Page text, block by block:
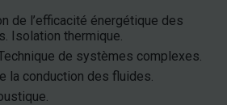
de l’efficacité énergétique des
Isolation thermique.
de systèmes complexes.
la conduction des fluides.